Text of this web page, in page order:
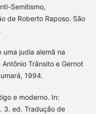
Semitismo,
de Roberto Raposo. São
uma judia alemã na
Trânsito e Gernot
1994.
e moderno. In:
3. ed. Tradução de